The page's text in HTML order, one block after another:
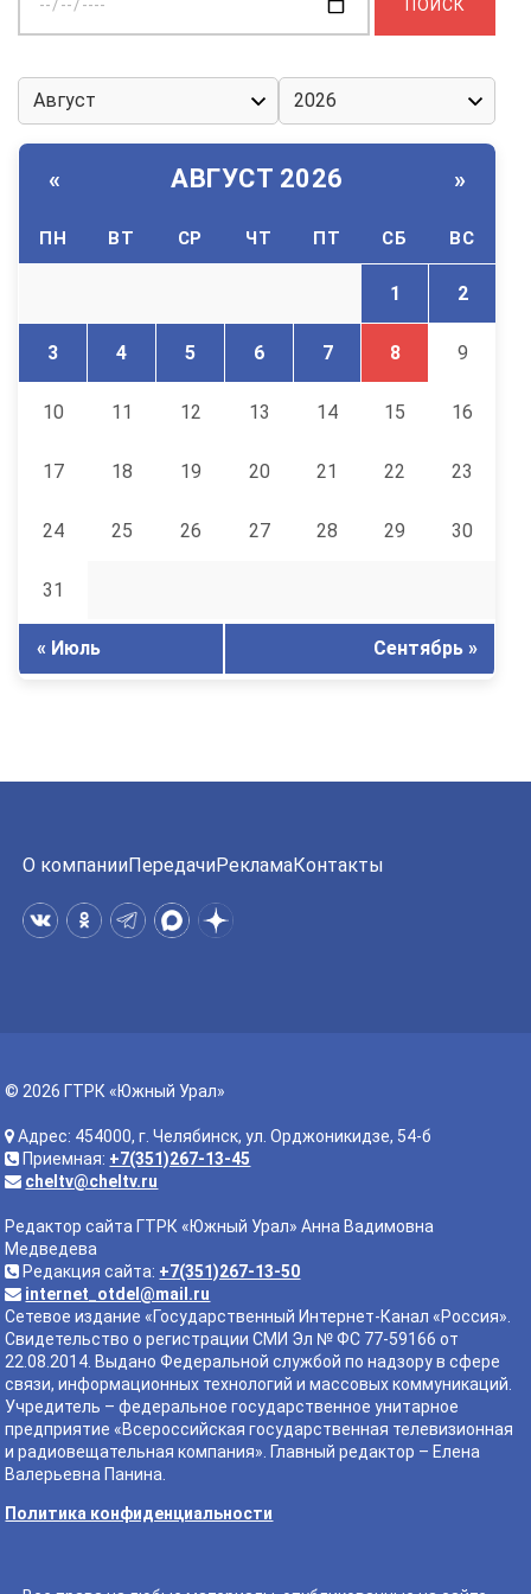
дату:
« АВГУСТ 2026 »
ПН ВТ СР ЧТ ПТ СБ ВС
1 2
3 4 5 6 7 8 9
10 11 12 13 14 15 16
17 18 19 20 21 22 23
24 25 26 27 28 29 30
31
« Июль Сентябрь »
О компанииПередачиРекламаКонтакты
© 2026 ГТРК «Южный Урал»
Адрес: 454000, г. Челябинск, ул. Орджоникидзе, 54-б
Приемная: +7(351)267-13-45
cheltv@cheltv.ru
Редактор сайта ГТРК «Южный Урал» Анна Вадимовна
Медведева
Редакция сайта: +7(351)267-13-50
internet_otdel@mail.ru
Сетевое издание «Государственный Интернет-Канал «Россия».
Свидетельство о регистрации СМИ Эл № ФС 77-59166 от
22.08.2014. Выдано Федеральной службой по надзору в сфере
связи, информационных технологий и массовых коммуникаций.
Учредитель – федеральное государственное унитарное
предприятие «Всероссийская государственная телевизионная
и радиовещательная компания». Главный редактор – Елена
Валерьевна Панина.
Политика конфиденциальности